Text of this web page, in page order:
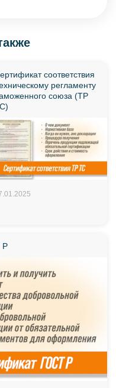
соответствия
регламенту
союза (ТР
Р